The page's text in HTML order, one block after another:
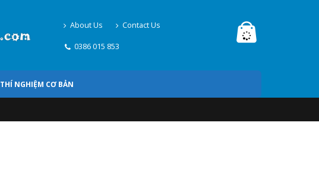
About Us Contact Us
0386 015 853
THÍ NGHIỆM CƠ BẢN